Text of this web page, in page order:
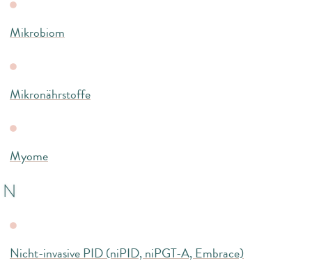
Mikrobiom
Mikronährstoffe
Myome
N
Nicht-invasive PID (niPID, niPGT-A, Embrace)